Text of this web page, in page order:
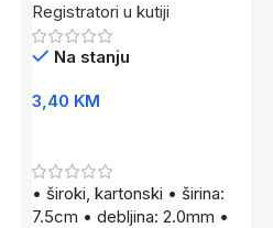
Registratori u kutiji
Na stanju
3,40 KM
• široki, kartonski • širina:
7.5cm • debljina: 2.0mm •